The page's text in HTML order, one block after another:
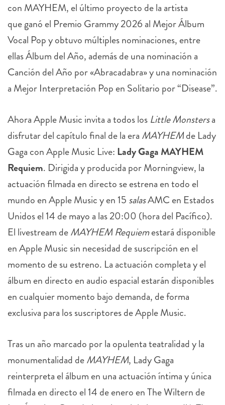
con MAYHEM, el último proyecto de la artista
que ganó el Premio Grammy 2026 al Mejor Álbum
Vocal Pop y obtuvo múltiples nominaciones, entre
ellas Álbum del Año, además de una nominación a
Canción del Año por «Abracadabra» y una nominación
a Mejor Interpretación Pop en Solitario por “Disease”.
Ahora AppleMusic invita a todos los Little Monstersa
disfrutar del capítulo final de la era MAYHEMde Lady
Gaga conAppleMusic Live: Lady Gaga MAYHEM
Requiem. Dirigida y producida por Morningview, la
actuación filmada en directo se estrena en todo el
mundo enAppleMusic y en 15 salasAMC en Estados
Unidos el 14 de mayo a las 20:00 (hora del Pacífico).
El livestream deMAYHEM Requiemestará disponible
enAppleMusic sin necesidad de suscripción en el
momento de su estreno. La actuación completa y el
álbum en directo en audio espacial estarán disponibles
en cualquier momento bajo demanda, de forma
exclusiva para los suscriptores deAppleMusic.
Tras un año marcado por la opulenta teatralidad y la
monumentalidad deMAYHEM, Lady Gaga
reinterpreta el álbum en una actuación íntima y única
filmada en directo el 14 de enero en The Wiltern de